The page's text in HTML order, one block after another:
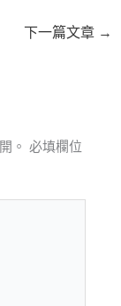
下一篇文章 →
。 必填欄位